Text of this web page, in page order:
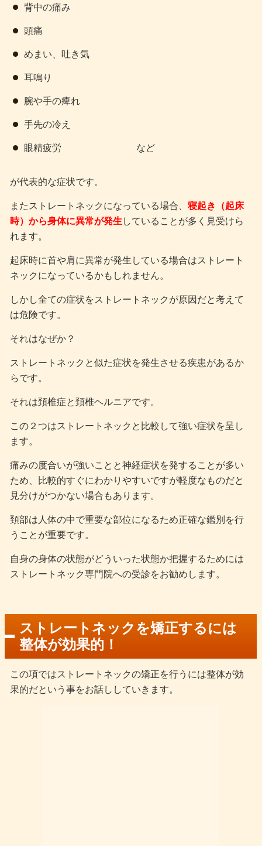
背中の痛み
頭痛
めまい、吐き気
耳鳴り
腕や手の痺れ
手先の冷え
眼精疲労 など
が代表的な症状です。
またストレートネックになっている場合、 寝起き（起床
時）から身体に異常が発生 していることが多く見受けら
れます。
起床時に首や肩に異常が発生している場合はストレート
ネックになっているかもしれません。
しかし全ての症状をストレートネックが原因だと考えて
は危険です。
それはなぜか？
ストレートネックと似た症状を発生させる疾患があるか
らです。
それは頚椎症と頚椎ヘルニアです。
この２つはストレートネックと比較して強い症状を呈し
ます。
痛みの度合いが強いことと神経症状を発することが多い
ため、比較的すぐにわかりやすいですが軽度なものだと
見分けがつかない場合もあります。
頚部は人体の中で重要な部位になるため正確な鑑別を行
うことが重要です。
自身の身体の状態がどういった状態か把握するためには
ストレートネック専門院への受診をお勧めします。
ストレートネックを矯正するには
整体が効果的！
この項ではストレートネックの矯正を行うには整体が効
果的だという事をお話ししていきます。